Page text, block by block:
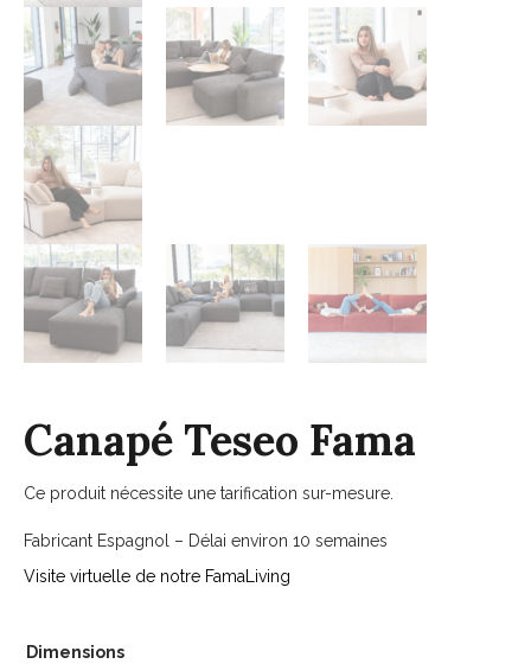
Canapé Teseo Fama
Ce produit nécessite une tarification sur-mesure.
Fabricant Espagnol – Délai environ 10 semaines
Visite virtuelle de notre FamaLiving
Dimensions